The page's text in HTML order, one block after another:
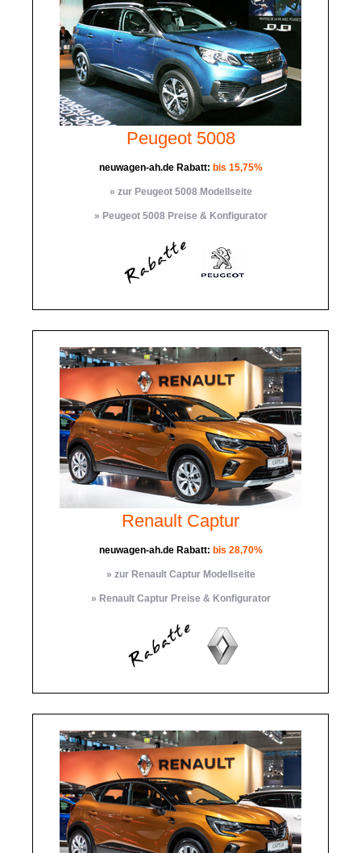
Peugeot 5008
neuwagen-ah.de Rabatt: bis 15,75%
» zur Peugeot 5008 Modellseite
» Peugeot 5008 Preise & Konfigurator
Renault Captur
neuwagen-ah.de Rabatt: bis 28,70%
» zur Renault Captur Modellseite
» Renault Captur Preise & Konfigurator